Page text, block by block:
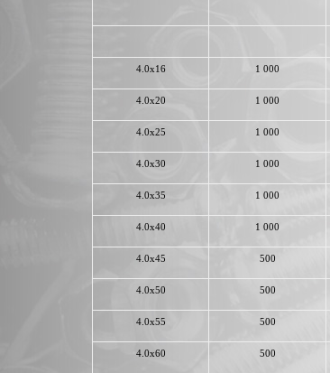
4.0x16 1 000
4.0x20 1 000
4.0x25 1 000
4.0x30 1 000
4.0x35 1 000
4.0x40 1 000
4.0x45 500
4.0x50 500
4.0x55 500
4.0x60 500